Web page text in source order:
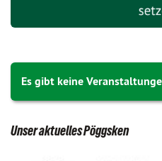
Es gibt keine
Unser aktuelles Pöggsken